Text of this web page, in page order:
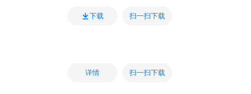
下载 扫一扫下载
详情 扫一扫下载